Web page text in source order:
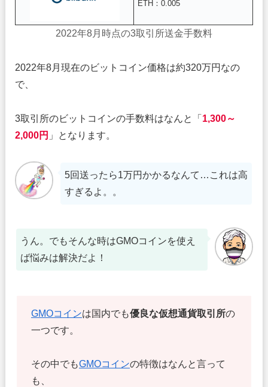
ETH：0.005
2022年8月時点の3取引所送金手数料
2022年8月現在のビットコイン価格は約320万円なの
で、
3取引所のビットコインの手数料はなんと「 1,300～
2,000円 」となります。
5回送ったら1万円かかるなんて…これは高
すぎるよ。。
うん。でもそんな時はGMOコインを使え
ば悩みは解決だよ！
GMOコインは国内でも優良な仮想通貨取引所の
一つです。
その中でもGMOコインの特徴はなんと言って
も、